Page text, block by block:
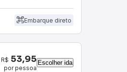
Embarque direto
R$ 53,95
por pessoa
Escolher ida